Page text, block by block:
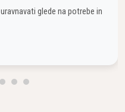
glede na potrebe in